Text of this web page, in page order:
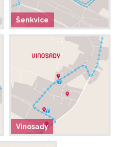
Šenkvice
Vinosady